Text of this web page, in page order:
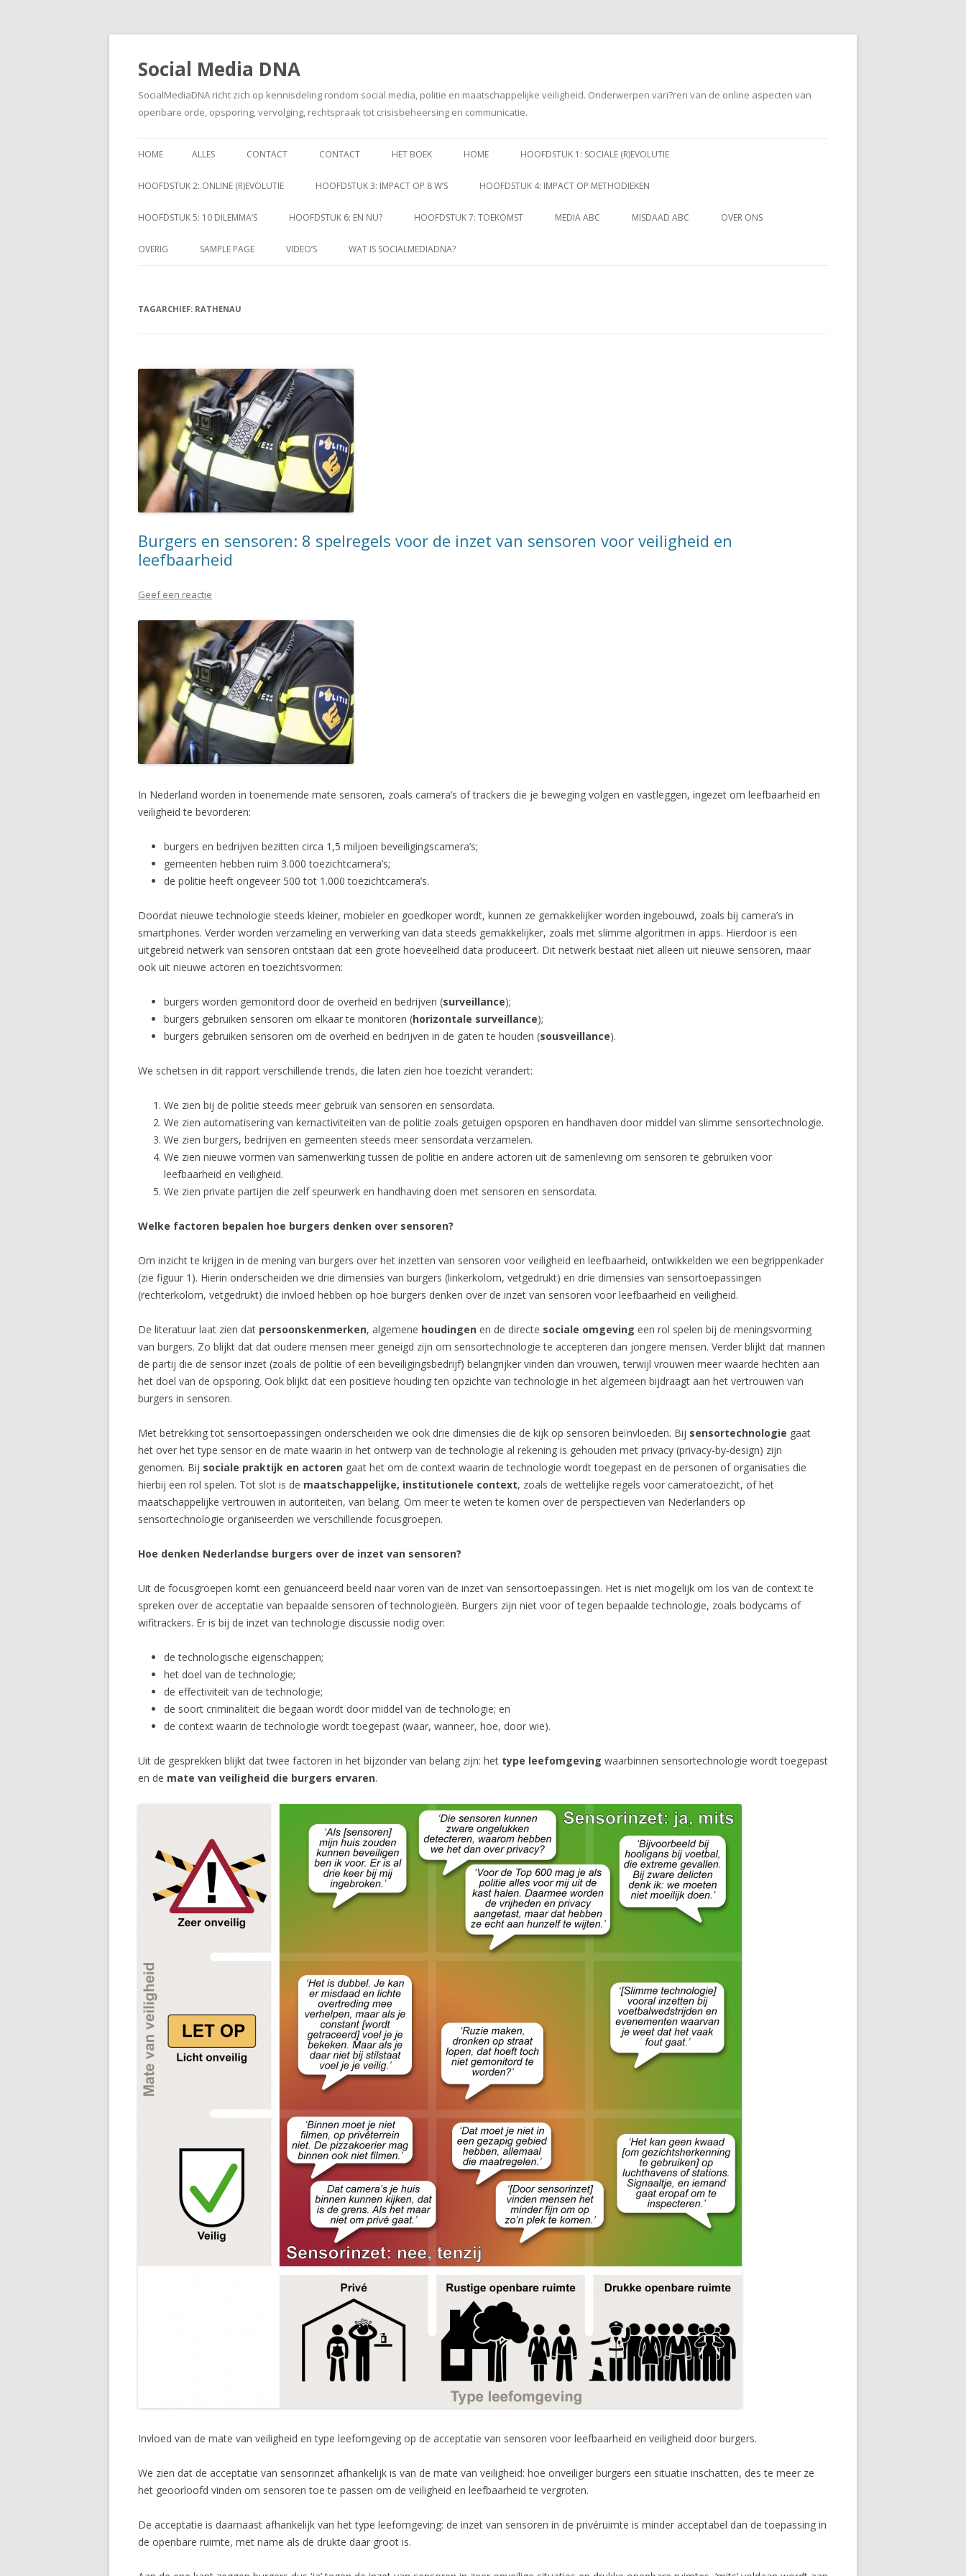
Social Media DNA
SocialMediaDNA richt zich op kennisdeling rondom social media, politie en maatschappelijke veiligheid. Onderwerpen vari?ren van de online aspecten van
openbare orde, opsporing, vervolging, rechtspraak tot crisisbeheersing en communicatie.
naar
HOME ALLES CONTACT CONTACT HET BOEK HOME HOOFDSTUK 1: SOCIALE (R)EVOLUTIE
HOOFDSTUK 2: ONLINE (R)EVOLUTIE HOOFDSTUK 3: IMPACT OP 8 W’S HOOFDSTUK 4: IMPACT OP METHODIEKEN
HOOFDSTUK 5: 10 DILEMMA’S HOOFDSTUK 6: EN NU? HOOFDSTUK 7: TOEKOMST MEDIA ABC MISDAAD ABC OVER ONS
OVERIG SAMPLE PAGE VIDEO’S WAT IS SOCIALMEDIADNA?
TAGARCHIEF: RATHENAU
Burgers en sensoren: 8 spelregels voor de inzet van sensoren voor veiligheid en
leefbaarheid
Geef een reactie
In Nederland worden in toenemende mate sensoren, zoals camera’s of trackers die je beweging volgen en vastleggen, ingezet om leefbaarheid en
veiligheid te bevorderen:
burgers en bedrijven bezitten circa 1,5 miljoen beveiligingscamera’s;
gemeenten hebben ruim 3.000 toezichtcamera’s;
de politie heeft ongeveer 500 tot 1.000 toezichtcamera’s.
Doordat nieuwe technologie steeds kleiner, mobieler en goedkoper wordt, kunnen ze gemakkelijker worden ingebouwd, zoals bij camera’s in
smartphones. Verder worden verzameling en verwerking van data steeds gemakkelijker, zoals met slimme algoritmen in apps. Hierdoor is een
uitgebreid netwerk van sensoren ontstaan dat een grote hoeveelheid data produceert. Dit netwerk bestaat niet alleen uit nieuwe sensoren, maar
ook uit nieuwe actoren en toezichtsvormen:
burgers worden gemonitord door de overheid en bedrijven (surveillance);
burgers gebruiken sensoren om elkaar te monitoren (horizontale surveillance);
burgers gebruiken sensoren om de overheid en bedrijven in de gaten te houden (sousveillance).
We schetsen in dit rapport verschillende trends, die laten zien hoe toezicht verandert:
We zien bij de politie steeds meer gebruik van sensoren en sensordata.
We zien automatisering van kernactiviteiten van de politie zoals getuigen opsporen en handhaven door middel van slimme sensortechnologie.
We zien burgers, bedrijven en gemeenten steeds meer sensordata verzamelen.
We zien nieuwe vormen van samenwerking tussen de politie en andere actoren uit de samenleving om sensoren te gebruiken voor
leefbaarheid en veiligheid.
We zien private partijen die zelf speurwerk en handhaving doen met sensoren en sensordata.
Welke factoren bepalen hoe burgers denken over sensoren?
Om inzicht te krijgen in de mening van burgers over het inzetten van sensoren voor veiligheid en leefbaarheid, ontwikkelden we een begrippenkader
(zie figuur 1). Hierin onderscheiden we drie dimensies van burgers (linkerkolom, vetgedrukt) en drie dimensies van sensortoepassingen
(rechterkolom, vetgedrukt) die invloed hebben op hoe burgers denken over de inzet van sensoren voor leefbaarheid en veiligheid.
De literatuur laat zien dat persoonskenmerken, algemene houdingen en de directe sociale omgeving een rol spelen bij de meningsvorming
van burgers. Zo blijkt dat dat oudere mensen meer geneigd zijn om sensortechnologie te accepteren dan jongere mensen. Verder blijkt dat mannen
de partij die de sensor inzet (zoals de politie of een beveiligingsbedrijf) belangrijker vinden dan vrouwen, terwijl vrouwen meer waarde hechten aan
het doel van de opsporing. Ook blijkt dat een positieve houding ten opzichte van technologie in het algemeen bijdraagt aan het vertrouwen van
burgers in sensoren.
Met betrekking tot sensortoepassingen onderscheiden we ook drie dimensies die de kijk op sensoren beïnvloeden. Bij sensortechnologie gaat
het over het type sensor en de mate waarin in het ontwerp van de technologie al rekening is gehouden met privacy (privacy-by-design) zijn
genomen. Bij sociale praktijk en actoren gaat het om de context waarin de technologie wordt toegepast en de personen of organisaties die
hierbij een rol spelen. Tot slot is de maatschappelijke, institutionele context, zoals de wettelijke regels voor cameratoezicht, of het
maatschappelijke vertrouwen in autoriteiten, van belang. Om meer te weten te komen over de perspectieven van Nederlanders op
sensortechnologie organiseerden we verschillende focusgroepen.
Hoe denken Nederlandse burgers over de inzet van sensoren?
Uit de focusgroepen komt een genuanceerd beeld naar voren van de inzet van sensortoepassingen. Het is niet mogelijk om los van de context te
spreken over de acceptatie van bepaalde sensoren of technologieën. Burgers zijn niet voor of tegen bepaalde technologie, zoals bodycams of
wifitrackers. Er is bij de inzet van technologie discussie nodig over:
de technologische eigenschappen;
het doel van de technologie;
de effectiviteit van de technologie;
de soort criminaliteit die begaan wordt door middel van de technologie; en
de context waarin de technologie wordt toegepast (waar, wanneer, hoe, door wie).
Uit de gesprekken blijkt dat twee factoren in het bijzonder van belang zijn: het type leefomgeving waarbinnen sensortechnologie wordt toegepast
en de mate van veiligheid die burgers ervaren.
Invloed van de mate van veiligheid en type leefomgeving op de acceptatie van sensoren voor leefbaarheid en veiligheid door burgers.
We zien dat de acceptatie van sensorinzet afhankelijk is van de mate van veiligheid: hoe onveiliger burgers een situatie inschatten, des te meer ze
het geoorloofd vinden om sensoren toe te passen om de veiligheid en leefbaarheid te vergroten.
De acceptatie is daarnaast afhankelijk van het type leefomgeving: de inzet van sensoren in de privéruimte is minder acceptabel dan de toepassing in
de openbare ruimte, met name als de drukte daar groot is.